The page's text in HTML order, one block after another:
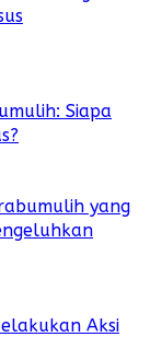
Siapa
yang
Aksi